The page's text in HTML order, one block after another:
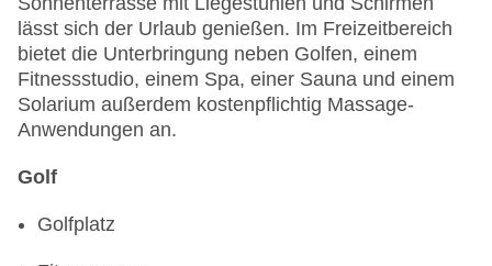
lässt sich der Urlaub genießen. Im Freizeitbereich
bietet die Unterbringung neben Golfen, einem
Fitnessstudio, einem Spa, einer Sauna und einem
Solarium außerdem kostenpflichtig Massage-
Anwendungen an.
Golf
Golfplatz